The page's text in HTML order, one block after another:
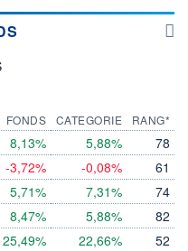
FONDS
8,13%
-3,72%
5,71%
8,47%
25,49%
CATEGORIE
5,88%
-0,08%
7,31%
5,88%
22,66%
RANG*
78
61
74
82
52